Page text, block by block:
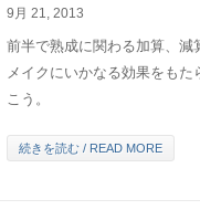
9月 21, 2013
前半で熟成に関わる加算、減
メイクにいかなる効果をも
こう。
続きを読む / READ MORE